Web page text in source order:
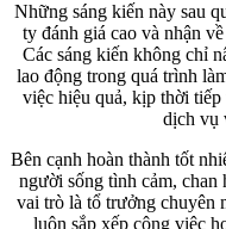
Những sáng kiến này sau
ty đánh giá cao và nhận
Các sáng kiến không chỉ
lao động trong quá trình
việc hiệu quả, kịp thời
dịch vụ
Bên cạnh hoàn thành tốt
người sống tình cảm, chan
vai trò là tổ trưởng chuyên
luôn sắp xếp công việc